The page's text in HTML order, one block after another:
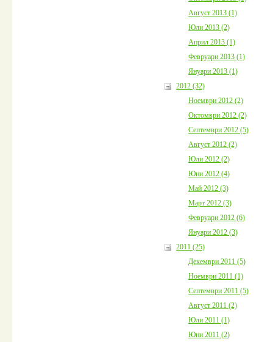
Август 2013 (1)
Юли 2013 (2)
Април 2013 (1)
Февруари 2013 (1)
Януари 2013 (1)
2012 (32)
Ноември 2012 (2)
Октомври 2012 (2)
Септември 2012 (5)
Август 2012 (2)
Юли 2012 (2)
Юни 2012 (4)
Май 2012 (3)
Март 2012 (3)
Февруари 2012 (6)
Януари 2012 (3)
2011 (25)
Декември 2011 (5)
Ноември 2011 (1)
Септември 2011 (5)
Август 2011 (2)
Юли 2011 (1)
Юни 2011 (2)